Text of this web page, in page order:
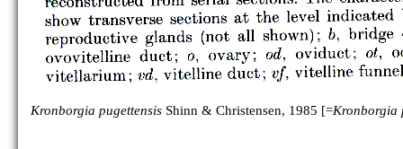
Kronborgia pugettensis Shinn & Christensen, 1985 [=Kronborgia